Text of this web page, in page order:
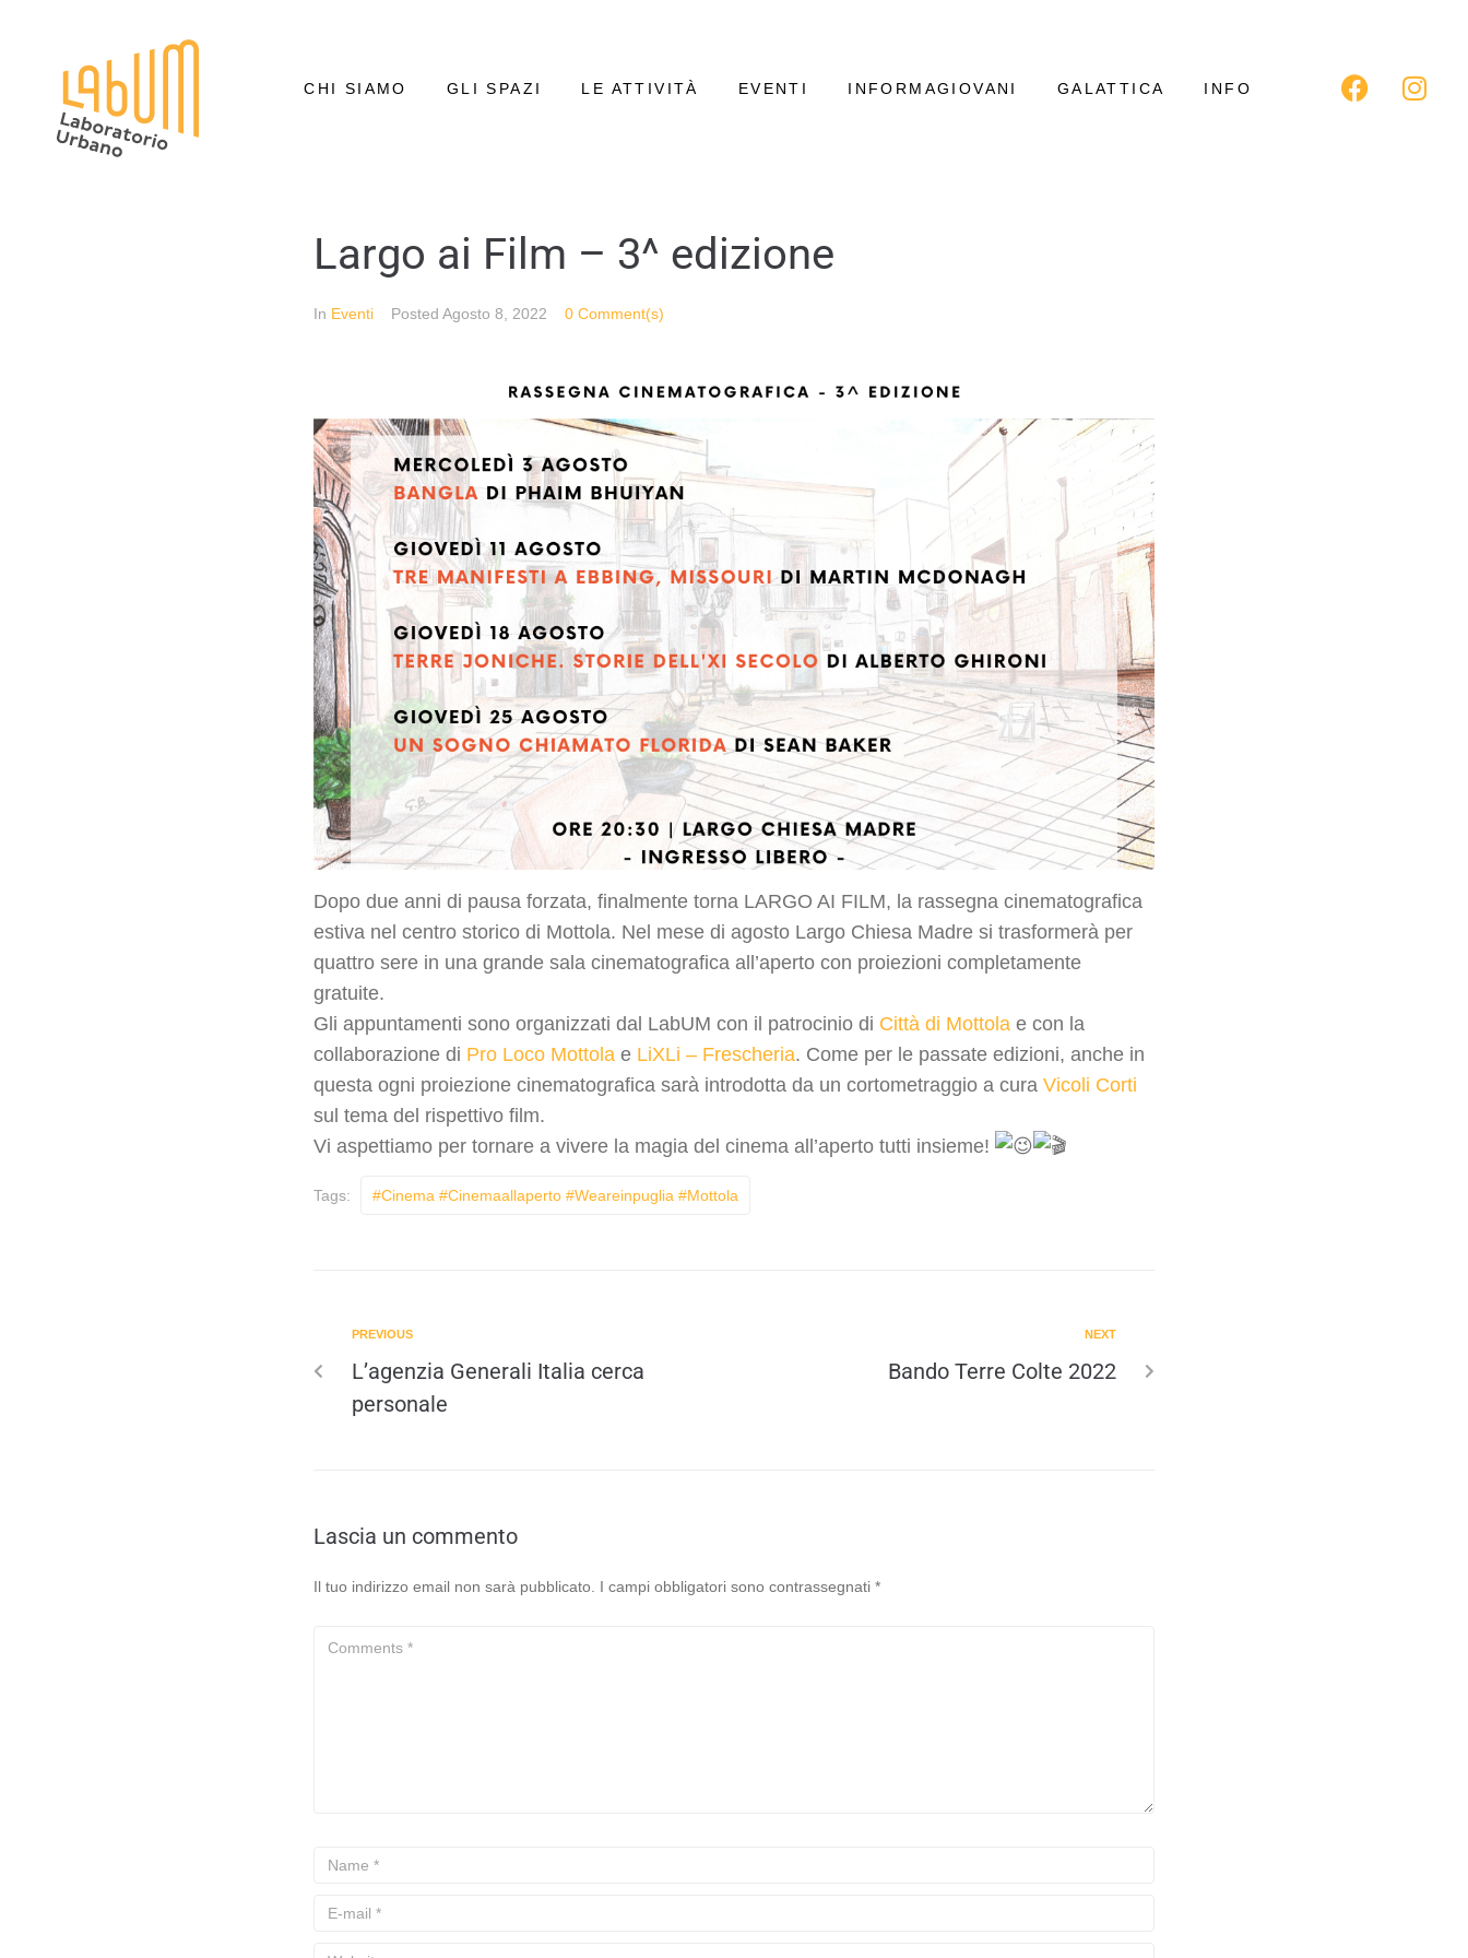
CHI SIAMO GLI SPAZI LE ATTIVITÀ EVENTI INFORMAGIOVANI GALATTICA INFO
Largo ai Film – 3^ edizione
In Eventi Posted Agosto 8, 2022 0 Comment(s)
Dopo due anni di pausa forzata, finalmente torna LARGO AI FILM, la rassegna cinematografica
estiva nel centro storico di Mottola. Nel mese di agosto Largo Chiesa Madre si trasformerà per
quattro sere in una grande sala cinematografica all’aperto con proiezioni completamente
gratuite.
Gli appuntamenti sono organizzati dal LabUM con il patrocinio di Città di Mottola e con la
collaborazione di Pro Loco Mottola e LiXLi – Frescheria. Come per le passate edizioni, anche in
questa ogni proiezione cinematografica sarà introdotta da un cortometraggio a cura Vicoli Corti
sul tema del rispettivo film.
Vi aspettiamo per tornare a vivere la magia del cinema all’aperto tutti insieme!
Tags: #cinema #cinemaallaperto #weareinpuglia #mottola
PREVIOUS
L’agenzia Generali Italia cerca
personale
NEXT
Bando Terre Colte 2022
Lascia un commento
Il tuo indirizzo email non sarà pubblicato. I campi obbligatori sono contrassegnati *